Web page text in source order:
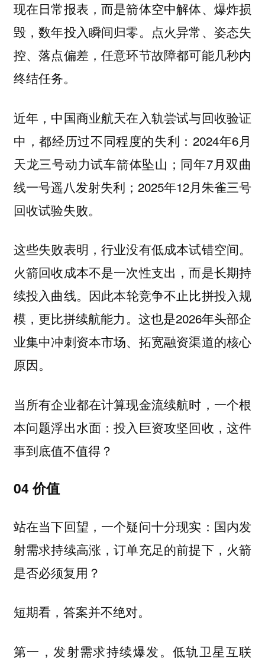
现在日常报表，而是箭体空中解体、爆炸损
毁，数年投入瞬间归零。点火异常、姿态失
控、落点偏差，任意环节故障都可能几秒内
终结任务。
近年，中国商业航天在入轨尝试与回收验证
中，都经历过不同程度的失利：2024年6月
天龙三号动力试车箭体坠山；同年7月双曲
线一号遥八发射失利；2025年12月朱雀三号
回收试验失败。
这些失败表明，行业没有低成本试错空间。
火箭回收成本不是一次性支出，而是长期持
续投入曲线。 因此本轮竞争不止比拼投入规
模，更比拼续航能力。这也是2026年头部企
业集中冲刺资本市场、拓宽融资渠道的核心
原因。
当所有企业都在计算现金流续航时，一个根
本问题浮出水面：投入巨资攻坚回收，这件
事到底值不值得？
04 价值
站在当下回望，一个疑问十分现实：国内发
射需求持续高涨，订单充足的前提下，火箭
是否必须复用？
短期看，答案并不绝对。
第一，发射需求持续爆发。低轨卫星互联